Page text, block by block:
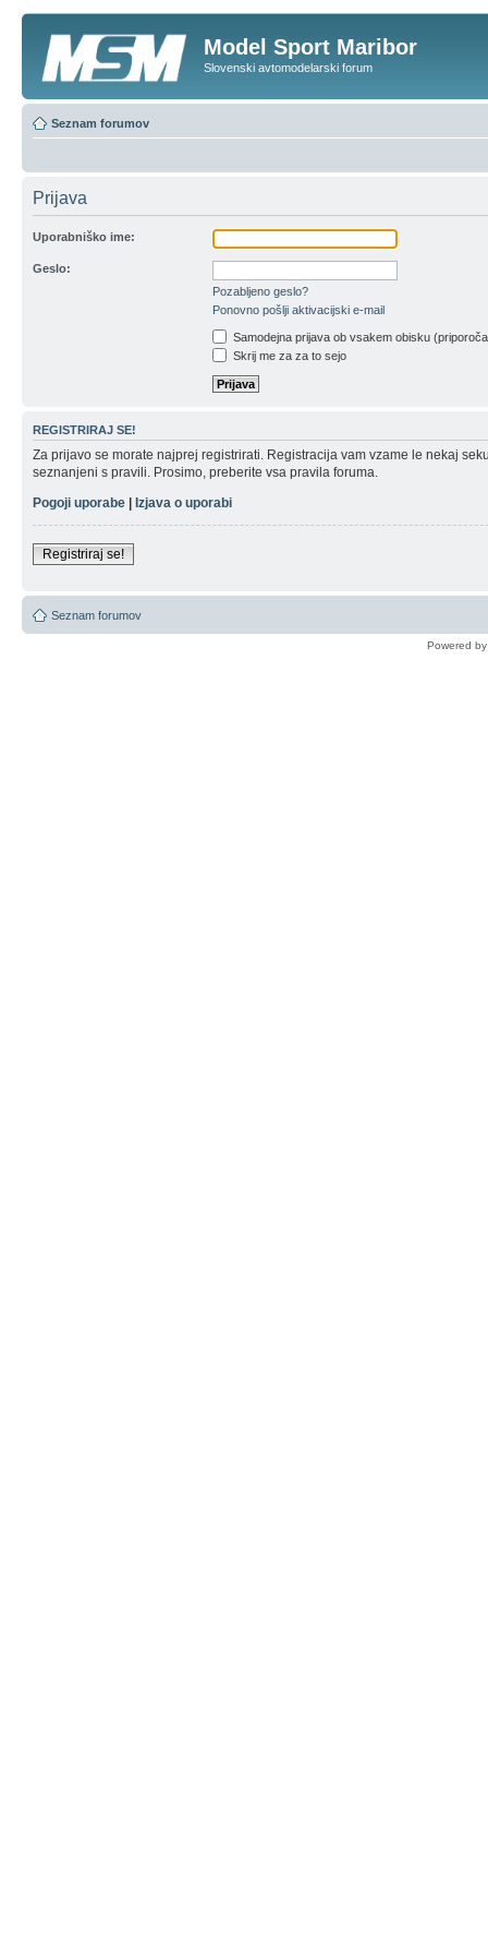
Model Sport Maribor
Slovenski avtomodelarski forum
Seznam forumov
Prijava
Uporabniško ime:
Geslo:
Pozabljeno geslo?
Ponovno pošlji aktivacijski e-mail
Samodejna prijava ob vsakem obisku
Skrij me za za to sejo
REGISTRIRAJ SE!
Za prijavo se morate najprej registrirati. Registracija vam vzame le nekaj
seznanjeni s pravili. Prosimo, preberite vsa pravila foruma.
Pogoji uporabe
Izjava o uporabi
Registriraj se!
Seznam forumov
Powered